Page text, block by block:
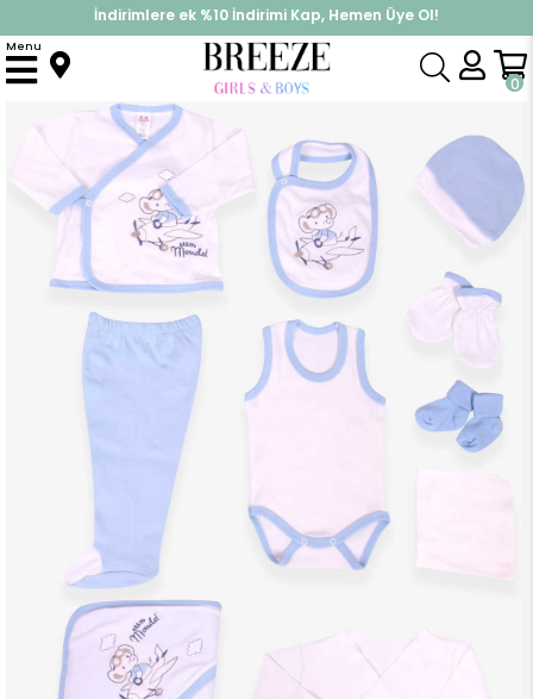
%30 Sepette Yaz İndirimi, Hemen Al!
İndirimlere ek %10 İndirimi Kap, Hemen Üye Ol!
0
Menu
Anasayfa Hastane Çıkışı